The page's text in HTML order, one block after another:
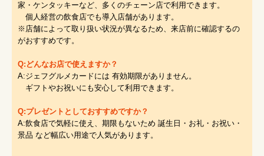
家・ケンタッキーなど、多くのチェーン店で利用できます。
個人経営の飲食店でも導入店舗があります。
※店舗によって取り扱い状況が異なるため、来店前に確認するの
がおすすめです。
Q:どんなお店で使えますか？
A:ジェフグルメカードには 有効期限がありません。
ギフトやお祝いにも安心して利用できます。
Q:プレゼントとしておすすめですか？
A:飲食店で気軽に使え、期限もないため 誕生日・お礼・お祝い・
景品 など幅広い用途で人気があります。